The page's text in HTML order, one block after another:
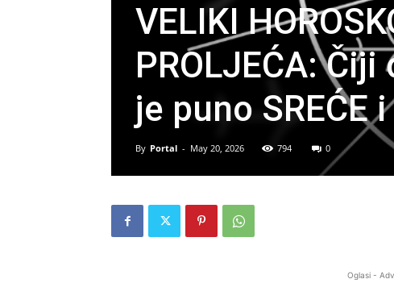
VELIKI
PROLJEĆA:
je puno SREĆE
By Portal - May 20, 2026 794 0
Oglasi -